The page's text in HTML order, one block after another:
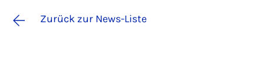
Zurück zur News-Liste